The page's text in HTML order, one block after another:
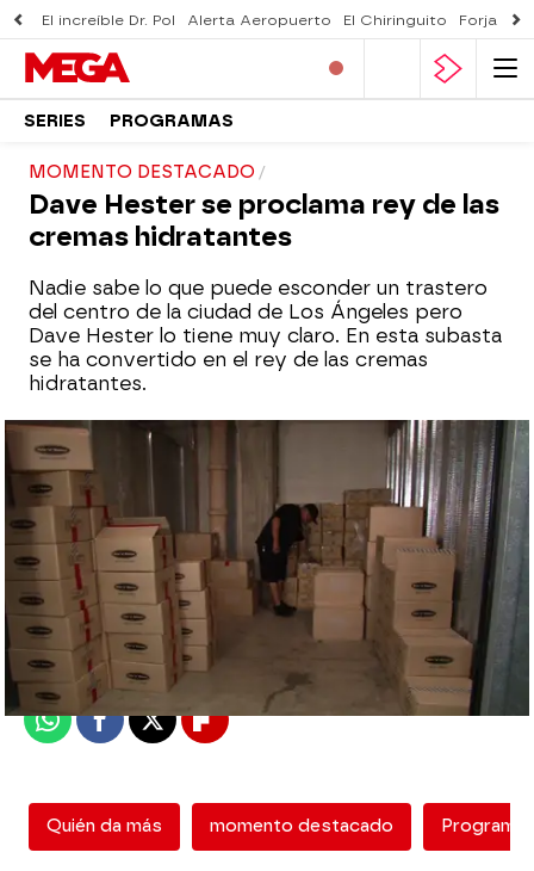
El increíble Dr. Pol Alerta Aeropuerto El Chiringuito Forjado
SERIES PROGRAMAS
MOMENTO DESTACADO
Dave Hester se proclama rey de las
cremas hidratantes
Nadie sabe lo que puede esconder un trastero
del centro de la ciudad de Los Ángeles pero
Dave Hester lo tiene muy claro. En esta subasta
se ha convertido en el rey de las cremas
hidratantes.
mega
Madrid
Publicado:29 de mayo de 2018, 20:00
WhatsappFacebook
X Flipboard
Quién da más momento destacado Programa